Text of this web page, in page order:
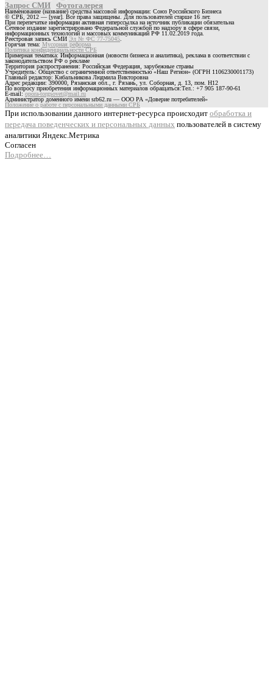
Запрос СМИ Фотогалерея
Наименование (название) средства массовой информации: Союз Российского Бизнеса
© СРБ, 2012 — [year]. Все права защищены. Для пользователей старше 16 лет.
При перепечатке информации активная гиперссылка на источник публикации обязательна
Сетевое издание зарегистрировано Федеральной службой по надзору в сфере связи,
информационных технологий и массовых коммуникаций РФ 11.02.2019 года.
Реестровая запись СМИ Эл № ФС 77-75045
Горячая тема: Мусорная реформа
Политика конфиденциальности СРБ
Примерная тематика: Информационная (новости бизнеса и аналитика), реклама в соответствии с
законодательством РФ о рекламе
Территория распространения: Российская Федерация, зарубежные страны
Учредитель: Общество с ограниченной ответственностью «Наш Регион» (ОГРН 1106230001173)
Главный редактор: Кибальникова Людмила Викторовна
Адрес редакции: 390000, Рязанская обл., г. Рязань, ул. Соборная, д. 13, пом. Н12
По вопросу приобретения информационных материалов обращаться:Тел.: +7 905 187-90-61
E-mail:opora-torgsovet@mail.ru
Администратор доменного имени srb62.ru — ООО РА «Доверие потребителей»
Положение о работе с персональными данными СРБ
При использовании данного интернет-ресурса происходит обработка и
передача поведенческих и персональных данных пользователей в систему
аналитики Яндекс.Метрика
Согласен
Подробнее…